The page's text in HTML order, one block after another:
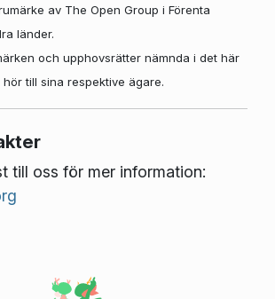
av The Open Group i Förenta
länder.
och upphovsrätter nämnda i det här
till sina respektive ägare.
till oss för mer information: